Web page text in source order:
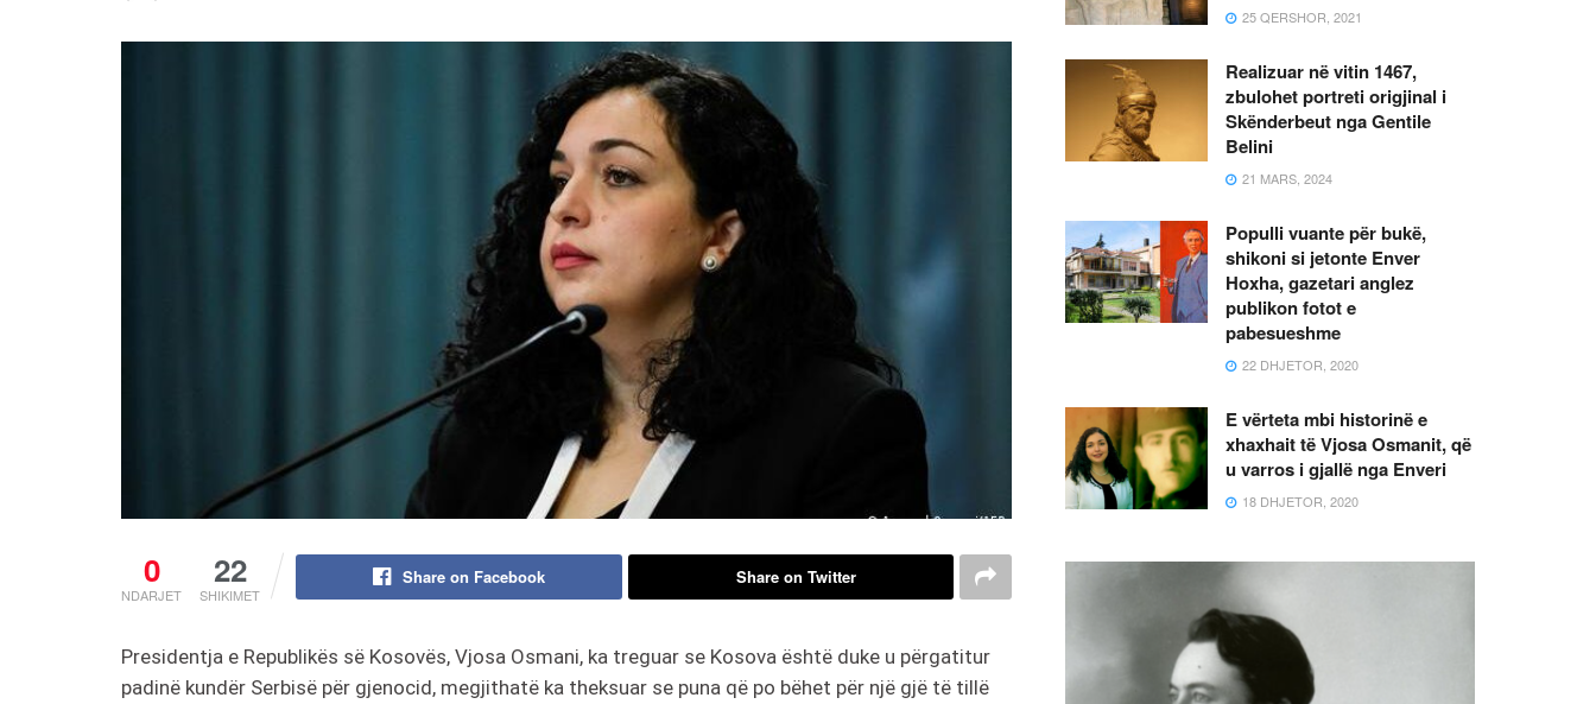
0
NDARJET
22
SHIKIMET
Share on Facebook Share on Twitter
Presidentja e Republikës së Kosovës, Vjosa Osmani, ka treguar se Kosova është duke u përgatitur
padinë kundër Serbisë për gjenocid, megjithatë ka theksuar se puna që po bëhet për një gjë të tillë
25 QERSHOR, 2021
Realizuar në vitin 1467,
zbulohet portreti origjinal i
Skënderbeut nga Gentile
Belini
21 MARS, 2024
Populli vuante për bukë,
shikoni si jetonte Enver
Hoxha, gazetari anglez
publikon fotot e
pabesueshme
22 DHJETOR, 2020
E vërteta mbi historinë e
xhaxhait të Vjosa Osmanit, që
u varros i gjallë nga Enveri
18 DHJETOR, 2020